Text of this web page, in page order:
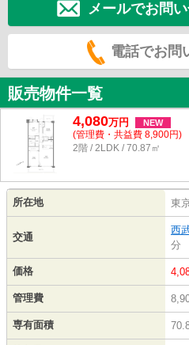
メールでお問
電話でお問
販売物件一覧
4,080万円 NEW
(管理費・共益費 8,900円)
2階 / 2LDK / 70.87㎡
所在地 東
交通
西
分
価格
管理費
専有面積